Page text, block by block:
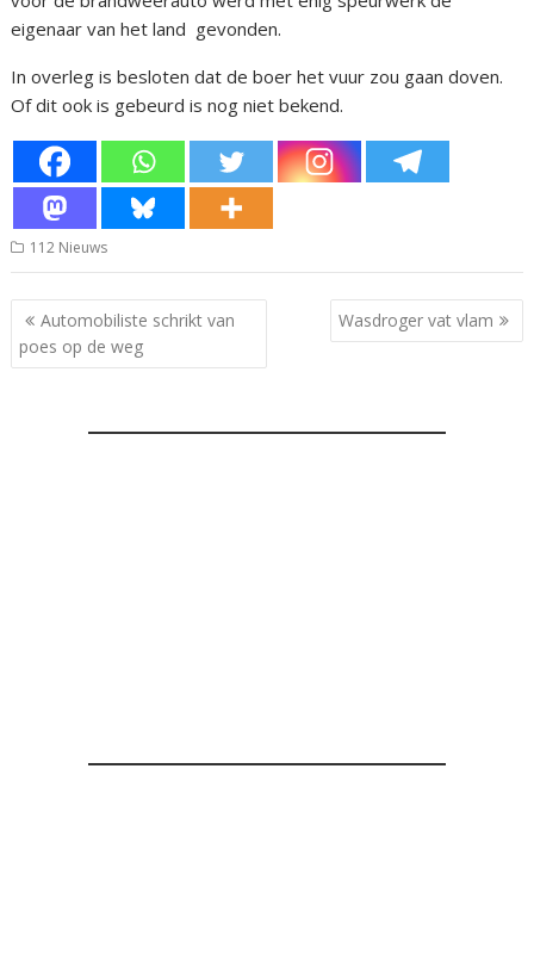
eigenaar van het land gevonden.
In overleg is besloten dat de boer het vuur zou gaan doven.
Of dit ook is gebeurd is nog niet bekend.
112 Nieuws
Bericht
navigatie
Automobiliste schrikt van
poes op de weg
Wasdroger vat vlam